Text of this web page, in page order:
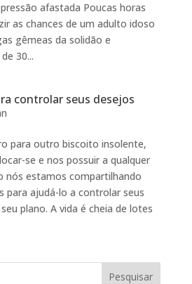
afastada Poucas horas
as chances de um adulto idoso
gêmeas da solidão e
30...
controlar seus desejos
para outro biscoito insolente,
se e nos possuir a qualquer
nós estamos compartilhando
para ajudá-lo a controlar seus
plano. A vida é cheia de lotes
Pesquisar